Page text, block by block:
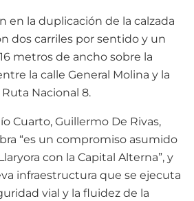
en la duplicación de la calzada
dos carriles por sentido y un
metros de ancho sobre la
la calle General Molina y la
Nacional 8.
Cuarto, Guillermo De Rivas,
“es un compromiso asumido
con la Capital Alterna”, y
infraestructura que se ejecuta
vial y la fluidez de la